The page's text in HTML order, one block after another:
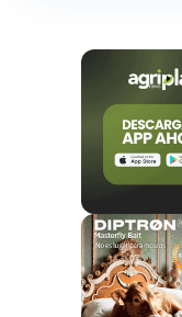
o han asumido
iniciativa
recientemente,
las 20 principales-
orientaciones de
agricultura (SBTi
Los niveles, el
objetivos
en función de